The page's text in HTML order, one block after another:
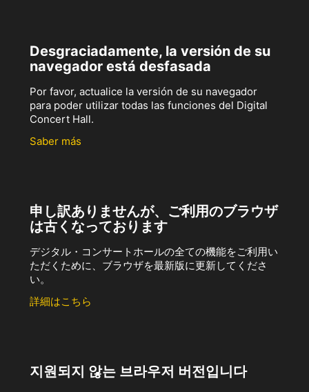
Desgraciadamente, la versión de su
navegador está desfasada
Por favor, actualice la versión de su navegador
para poder utilizar todas las funciones del Digital
Concert Hall.
Saber más
申し訳ありませんが、ご利用のブラウザ
は古くなっております
デジタル・コンサートホールの全ての機能をご利用い
ただくために、ブラウザを最新版に更新してくださ
い。
詳細はこちら
지원되지 않는 브라우저 버전입니다